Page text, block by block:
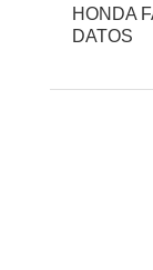
HONDA
DATOS